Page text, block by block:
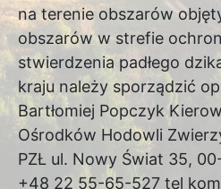
na terenie obszarów
obszarów w strefie
stwierdzenia padłego
kraju należy sporządzić
Bartłomiej Popczyk
Ośrodków Hodowli
PZŁ ul. Nowy Świat 35,
+48 22 55-65-527 tel